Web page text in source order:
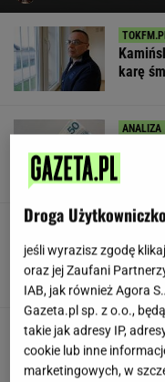
karę
przez
wielkiej
MATERIAŁ
Droga
jeśli wyrazisz zgodę
oraz jej Zaufani
IAB, jak również Agora
Gazeta.pl sp. z o.o.,
takie jak adresy IP,
cookie lub inne
marketingowych, w